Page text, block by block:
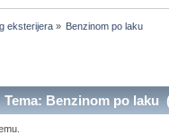
eksterijera» Benzinom po laku
Tema: Benzinom po laku